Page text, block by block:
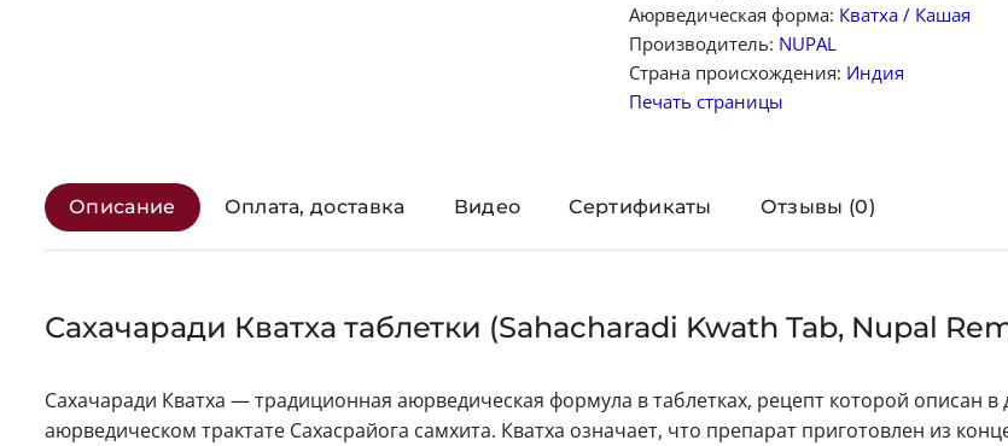
Аюрведическая форма: Кватха / Кашая
Производитель: NUPAL
Страна происхождения: Индия
Печать страницы
Описание Оплата, доставка Видео Сертификаты Отзывы (0)
Сахачаради Кватха таблетки (Sahacharadi Kwath Tab, Nupal
Сахачаради Кватха — традиционная аюрведическая формула в таблетках, рецепт которой описан в
аюрведическом трактате Сахасрайога самхита. Кватха означает, что препарат приготовлен из